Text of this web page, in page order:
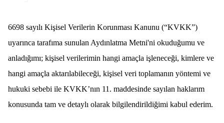
6698 sayılı Kişisel Verilerin Korunması Kanunu (“KVKK”)
uyarınca tarafıma sunulan Aydınlatma Metni'ni okuduğumu ve
anladığımı; kişisel verilerimin hangi amaçla işleneceği, kimlere ve
hangi amaçla aktarılabileceği, kişisel veri toplamanın yöntemi ve
hukuki sebebi ile KVKK’nın 11. maddesinde sayılan haklarım
konusunda tam ve detaylı olarak bilgilendirildiğimi kabul ederim.